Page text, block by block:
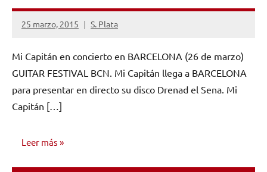
25 marzo, 2015 S. Plata
No
comentarios
Mi Capitán en concierto en BARCELONA (26 de marzo)
GUITAR FESTIVAL BCN. Mi Capitán llega a BARCELONA
para presentar en directo su disco Drenad el Sena. Mi
Capitán […]
Leer más